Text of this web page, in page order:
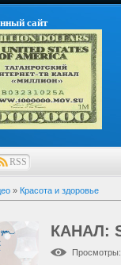
сайт
RSS
» Красота и здоровье
КАНАЛ:
Просмотры